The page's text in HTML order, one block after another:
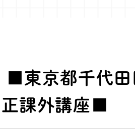
■東京都千代
課外講座■